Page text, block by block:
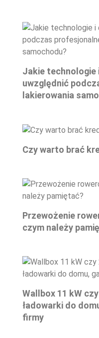
Jakie technologie
uwzględnić
lakierowania
Czy warto brać
Przewożenie
czym należy
Wallbox 11 kW
ładowarki do
firmy